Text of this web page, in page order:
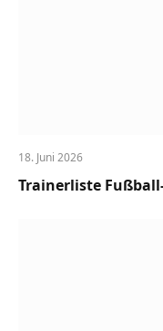
18. Juni 2026
Trainerliste